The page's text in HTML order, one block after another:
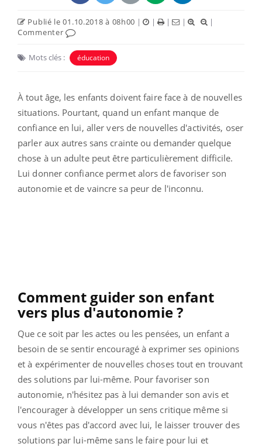
Publié le 01.10.2018 à 08h00 | | | |
|
Commenter
Mots clés : éducation
À tout âge, les enfants doivent faire face à de nouvelles
situations. Pourtant, quand un enfant manque de
confiance en lui, aller vers de nouvelles d'activités, oser
parler aux autres sans crainte ou demander quelque
chose à un adulte peut être particulièrement difficile.
Lui donner confiance permet alors de favoriser son
autonomie et de vaincre sa peur de l'inconnu.
Comment guider son enfant
vers plus d'autonomie ?
Que ce soit par les actes ou les pensées, un enfant a
besoin de se sentir encouragé à exprimer ses opinions
et à expérimenter de nouvelles choses tout en trouvant
des solutions par lui-même. Pour favoriser son
autonomie, n'hésitez pas à lui demander son avis et
l'encourager à développer un sens critique même si
vous n'êtes pas d'accord avec lui, le laisser trouver des
solutions par lui-même sans le faire pour lui et